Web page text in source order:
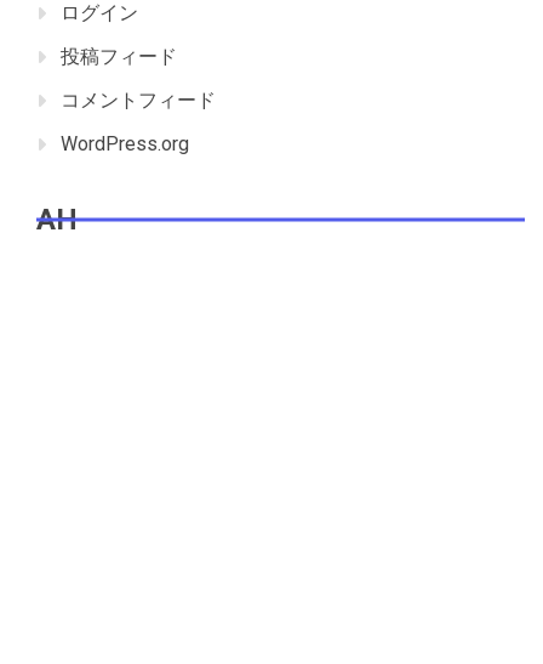
ログイン
投稿フィード
コメントフィード
WordPress.org
AH